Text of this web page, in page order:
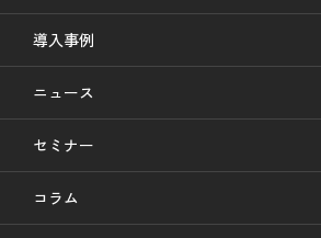
導入事例
ニュース
セミナー
コラム